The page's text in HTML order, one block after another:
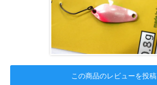
この商品のレビューを投稿